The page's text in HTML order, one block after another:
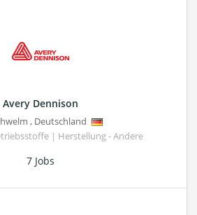
Avery Dennison
, Deutschland
| Herstellung - Andere
7 Jobs